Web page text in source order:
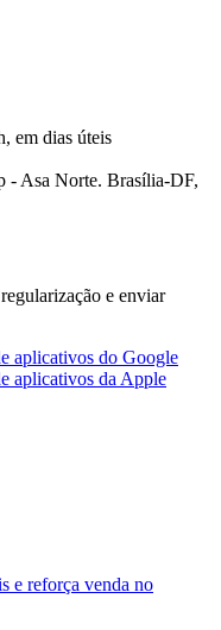
em dias úteis
- Asa Norte. Brasília-DF,
e enviar